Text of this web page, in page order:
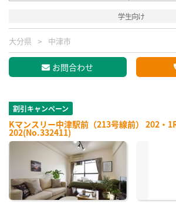
学生向け
大分県 中津市
お問合わせ
割引キャンペーン
Kマンスリー中津駅前（213号線前） 202・
202(No.332411)